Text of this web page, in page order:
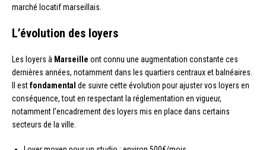
marché locatif marseillais.
L’évolution des loyers
Les loyers à Marseille ont connu une augmentation constante ces
dernières années, notamment dans les quartiers centraux et balnéaires.
Il estfondamental de suivre cette évolution pour ajuster vos loyers en
conséquence, tout en respectant la réglementation en vigueur,
notamment l’encadrement des loyers mis en place dans certains
secteurs de la ville.